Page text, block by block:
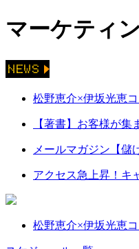
マーケティ
松野恵介×伊坂光恵
【著書】お客様が
メールマガジン【儲
アクセス急上昇！キ
松野恵介×伊坂光恵